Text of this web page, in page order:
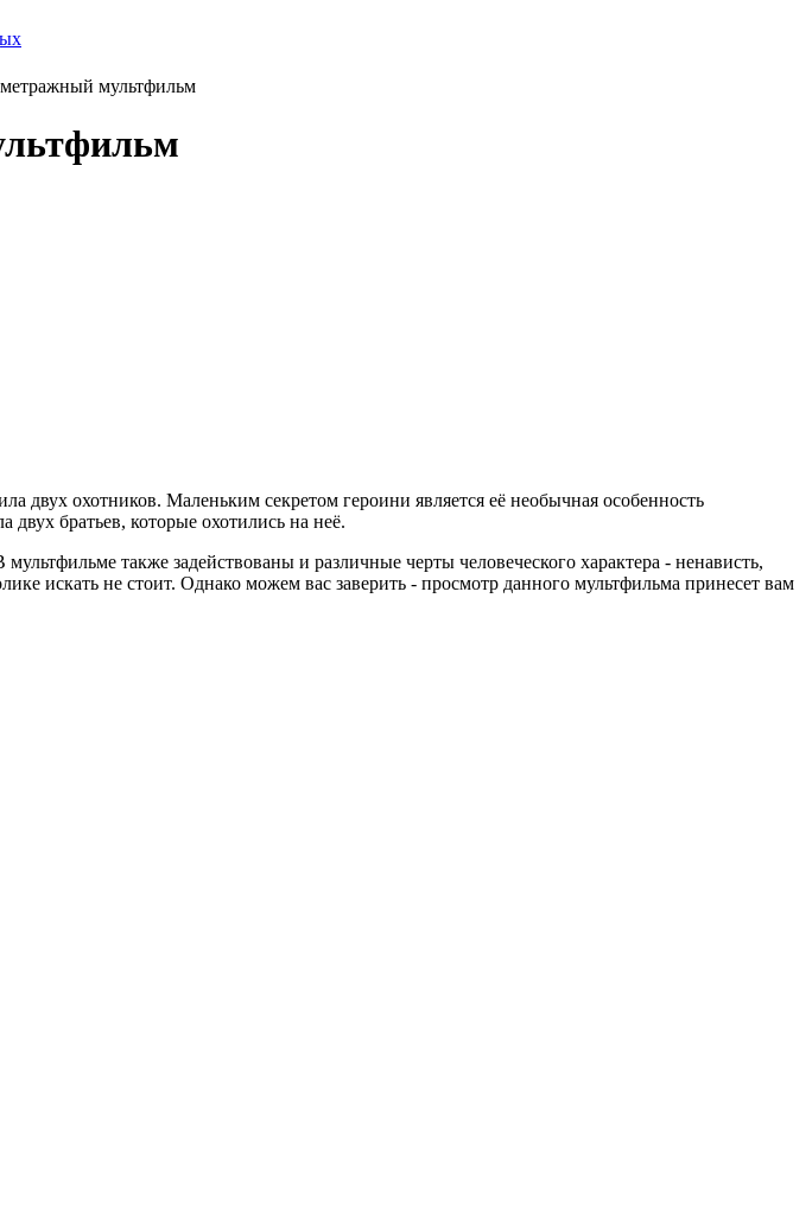
мультфильм
двух охотников. Маленьким секретом героини является её необычная особенность
братьев, которые охотились на неё.
также задействованы и различные черты человеческого характера - ненависть,
искать не стоит. Однако можем вас заверить - просмотр данного мультфильма принесет вам